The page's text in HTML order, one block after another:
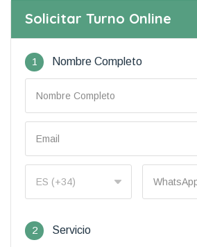
Solicitar Turno Online
1 Nombre Completo
2 Servicio